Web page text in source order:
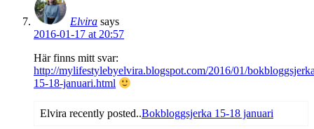
Elvira says
2016-01-17 at 20:57
Här finns mitt svar:
http://mylifestylebyelvira.blogspot.com/2016/01/
15-18-januari.html
Elvira recently posted..Bokbloggsjerka 15-18 januari